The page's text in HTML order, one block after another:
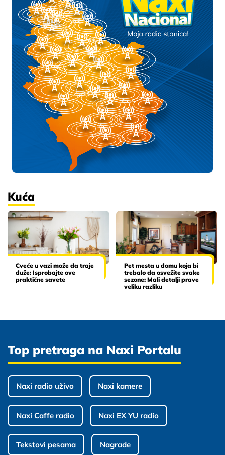
Kuća
Cveće u vazi može da traje
duže: Isprobajte ove
praktične savete
Pet mesta u domu koja bi
trebalo da osvežite svake
sezone: Mali detalji prave
veliku razliku
Top pretraga na Naxi Portalu
Naxi radio uživo Naxi kamere
Naxi Caffe radio Naxi EX YU radio
Tekstovi pesama Nagrade